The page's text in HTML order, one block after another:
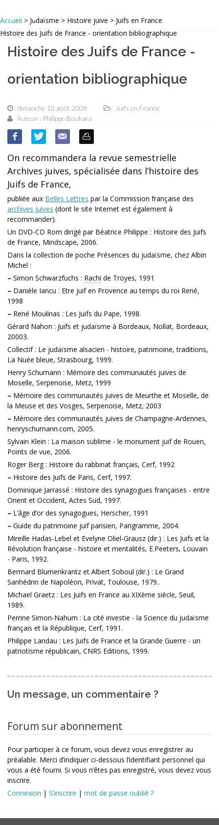
Accueil > Judaïsme > Histoire juive > Juifs en France
Histoire des Juifs de France - orientation bibliographique
Histoire des Juifs de France -
orientation bibliographique
dimanche 10 août 2008
Juifs en France
Auteur : Philippe Boukara
On recommandera la revue semestrielle
Archives juives, spécialisée dans l’histoire des
Juifs de France,
publiée aux Belles Lettres par la Commission française des
archives juives (dont le site Internet est également à
recommander).
Un DVD-CD Rom dirigé par Béatrice Philippe : Histoire des Juifs
de France, Mindscape, 2006.
Dans la collection de poche Présences du judaïsme, chez Albin
Michel :
– Simon Schwarzfuchs : Rachi de Troyes, 1991
– Danièle Iancu : Etre juif en Provence au temps du roi René,
1998
– René Moulinas : Les Juifs du Pape, 1998.
Gérard Nahon : Juifs et judaïsme à Bordeaux, Nollat, Bordeaux,
20003.
Collectif : Le judaïsme alsacien - histoire, patrimoine, traditions,
La Nuée bleue, Strasbourg, 1999.
Henry Schumann : Mémoire des communautés juives de
Moselle, Serpenoise, Metz, 1999
– Mémoire des communautés juives de Meurthe et Moselle, de
la Meuse et des Vosges, Serpenoise, Metz, 2003
– Mémoire des communautés juives de Champagne-Ardennes,
henryschumann.com, 2005.
Sylvain Klein : La maison sublime - le monument juif de Rouen,
Points de vue, 2006.
Roger Berg : Histoire du rabbinat français, Cerf, 1992
– Histoire des Juifs de Paris, Cerf, 1997.
Dominique Jarrassé : Histoire des synagogues françaises - entre
Orient et Occident, Actes Sud, 1997.
– L’âge d’or des synagogues, Herscher, 1991
– Guide du patrimoine juif parisien, Parigramme, 2004.
Mireille Hadas-Lebel et Evelyne Oliel-Grausz (dir.) : Les Juifs et la
Révolution française - histoire et mentalités, E.Peeters, Louvain
- Paris, 1992.
Berrnard Blumenkrantz et Albert Soboul (dir.) : Le Grand
Sanhédrin de Napoléon, Privat, Toulouse, 1979..
Michael Graetz : Les Juifs en France au XIXème siècle, Seuil,
1989.
Perrine Simon-Nahum : La cité investie - la Science du judaïsme
français et la République, Cerf, 1991.
Philippe Landau : Les Juifs de France et la Grande Guerre - un
patriotisme républicain, CNRS Editions, 1999.
Un message, un commentaire ?
Forum sur abonnement
Pour participer à ce forum, vous devez vous enregistrer au
préalable. Merci d’indiquer ci-dessous l’identifiant personnel qui
vous a été fourni. Si vous n’êtes pas enregistré, vous devez vous
inscrire.
Connexion | S’inscrire | mot de passe oublié ?